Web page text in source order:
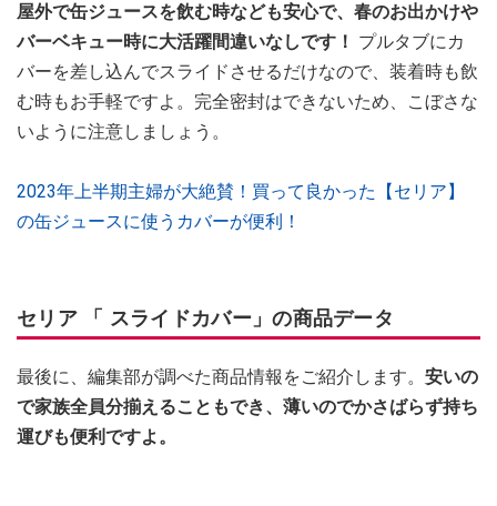
屋外で缶ジュースを飲む時なども安心で、春のお出かけや
バーベキュー時に大活躍間違いなしです！ プルタブにカ
バーを差し込んでスライドさせるだけなので、装着時も飲
む時もお手軽ですよ。完全密封はできないため、こぼさな
いように注意しましょう。
2023年上半期主婦が大絶賛！買って良かった【セリア】
の缶ジュースに使うカバーが便利！
セリア 「 スライドカバー」の商品データ
最後に、編集部が調べた商品情報をご紹介します。 安いの
で家族全員分揃えることもでき、薄いのでかさばらず持ち
運びも便利ですよ。